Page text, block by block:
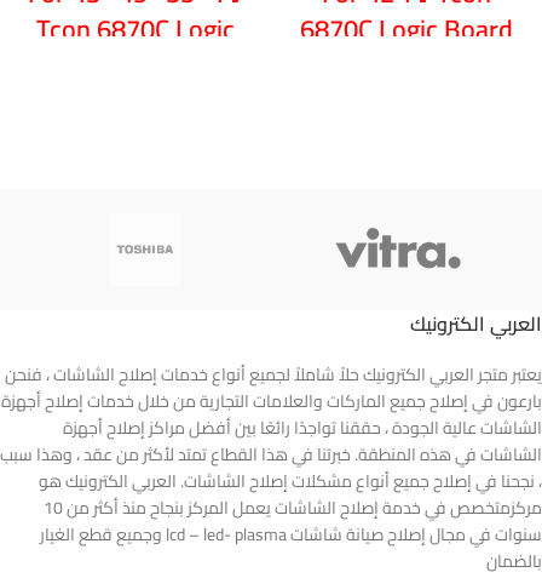
6870C Logic Board
Tcon 6870C Logic
العربي الكترونيك
يعتبر متجر العربي الكترونيك حلاً شاملاً لجميع أنواع خدمات إصلاح الشاشات ، فنحن
بارعون في إصلاح جميع الماركات والعلامات التجارية من خلال خدمات إصلاح أجهزة
الشاشات عالية الجودة ، حققنا تواجدًا رائعًا بين أفضل مراكز إصلاح أجهزة
الشاشات في هذه المنطقة. خبرتنا في هذا القطاع تمتد لأكثر من عقد ، وهذا سبب
، نجحنا في إصلاح جميع أنواع مشكلات إصلاح الشاشات. العربي الكترونيك هو
مركزمتخصص في خدمة إصلاح الشاشات يعمل المركز بنجاح منذ أكثر من 10
سنوات في مجال إصلاح صيانة شاشات lcd – led- plasma وجميع قطع الغيار
بالضمان